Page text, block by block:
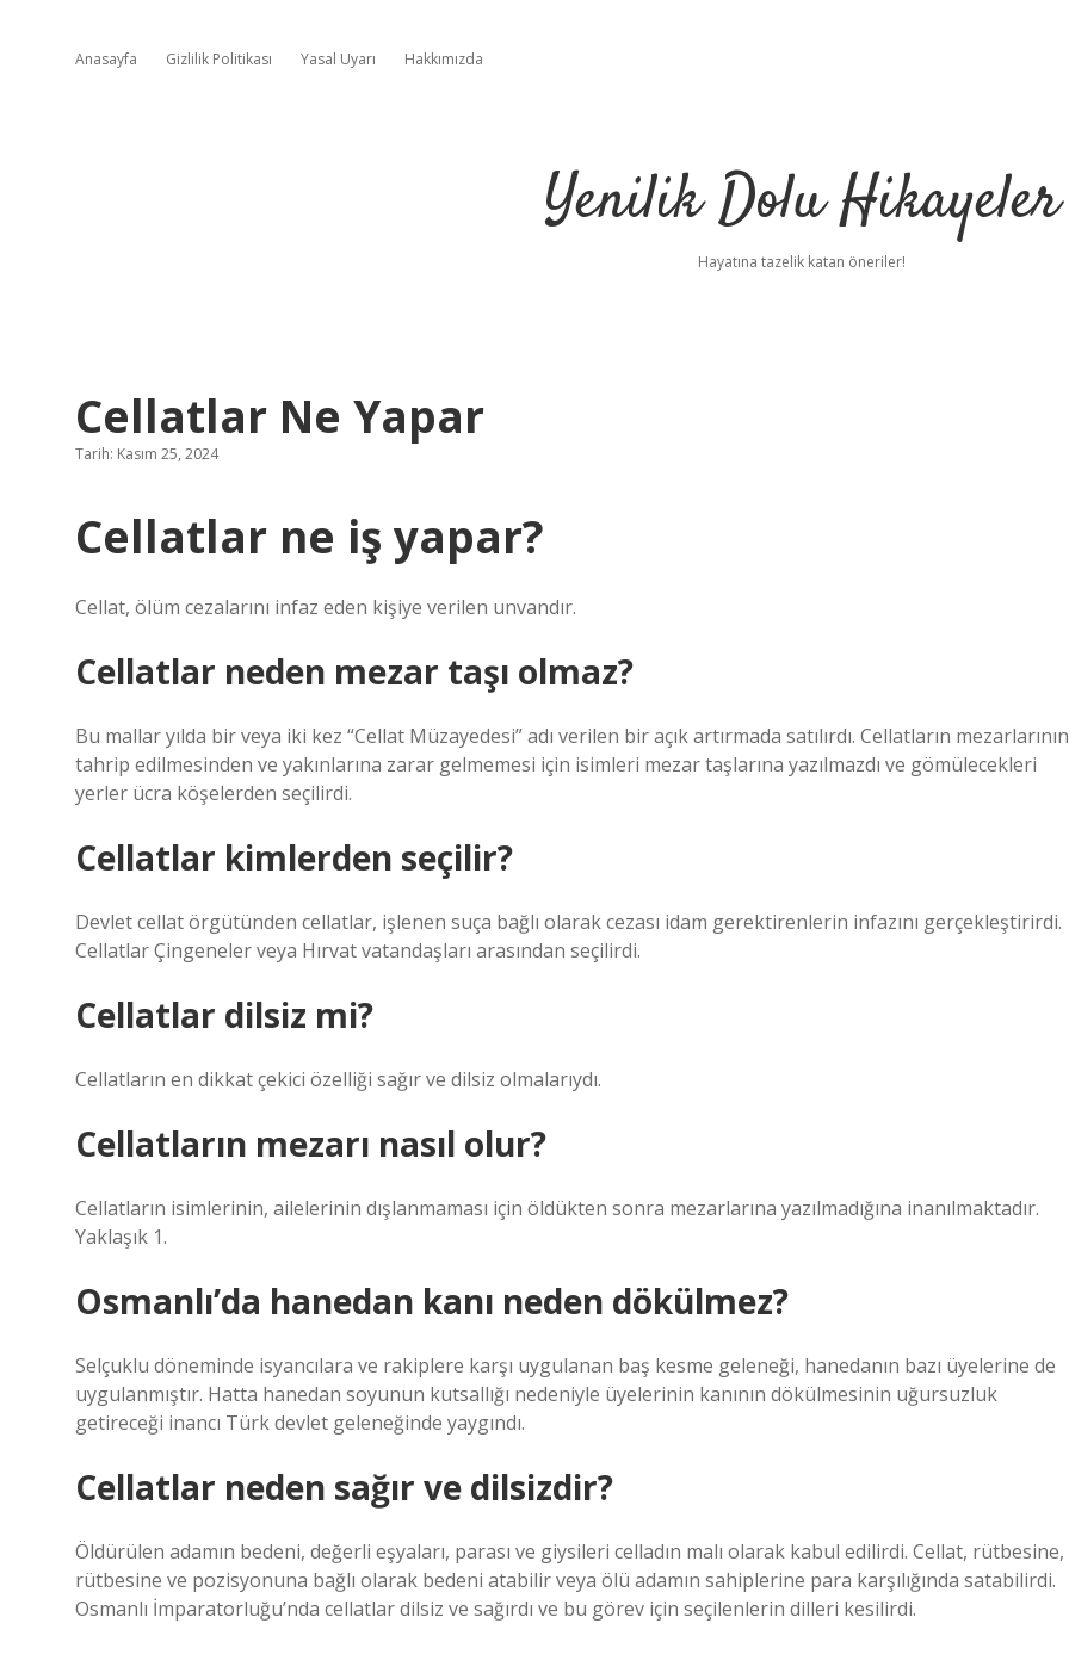
Anasayfa Gizlilik Politikası Yasal Uyarı Hakkımızda
Yenilik Dolu Hikayeler
Hayatına tazelik katan öneriler!
Cellatlar Ne Yapar
Tarih: Kasım 25, 2024
Cellatlar ne iş yapar?
Cellat, ölüm cezalarını infaz eden kişiye verilen unvandır.
Cellatlar neden mezar taşı olmaz?
Bu mallar yılda bir veya iki kez “Cellat Müzayedesi” adı verilen bir açık artırmada satılırdı. Cellatların mezarlarının
tahrip edilmesinden ve yakınlarına zarar gelmemesi için isimleri mezar taşlarına yazılmazdı ve gömülecekleri
yerler ücra köşelerden seçilirdi.
Cellatlar kimlerden seçilir?
Devlet cellat örgütünden cellatlar, işlenen suça bağlı olarak cezası idam gerektirenlerin infazını gerçekleştirirdi.
Cellatlar Çingeneler veya Hırvat vatandaşları arasından seçilirdi.
Cellatlar dilsiz mi?
Cellatların en dikkat çekici özelliği sağır ve dilsiz olmalarıydı.
Cellatların mezarı nasıl olur?
Cellatların isimlerinin, ailelerinin dışlanmaması için öldükten sonra mezarlarına yazılmadığına inanılmaktadır.
Yaklaşık 1.
Osmanlı’da hanedan kanı neden dökülmez?
Selçuklu döneminde isyancılara ve rakiplere karşı uygulanan baş kesme geleneği, hanedanın bazı üyelerine de
uygulanmıştır. Hatta hanedan soyunun kutsallığı nedeniyle üyelerinin kanının dökülmesinin uğursuzluk
getireceği inancı Türk devlet geleneğinde yaygındı.
Cellatlar neden sağır ve dilsizdir?
Öldürülen adamın bedeni, değerli eşyaları, parası ve giysileri celladın malı olarak kabul edilirdi. Cellat, rütbesine,
rütbesine ve pozisyonuna bağlı olarak bedeni atabilir veya ölü adamın sahiplerine para karşılığında satabilirdi.
Osmanlı İmparatorluğu’nda cellatlar dilsiz ve sağırdı ve bu görev için seçilenlerin dilleri kesilirdi.